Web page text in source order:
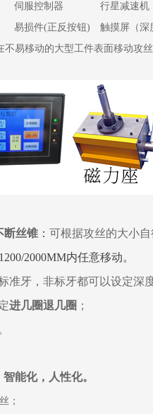
伺服控制器 行星减速机
易损件(正反按钮) 触摸屏（深
不易移动的大型工件表面移动攻丝
断丝锥 ： 可根据攻丝的大小
2000MM内任意移动。
准牙，非标牙都可以设定深
进几圈退几圈 ；
能化，人性化。
；